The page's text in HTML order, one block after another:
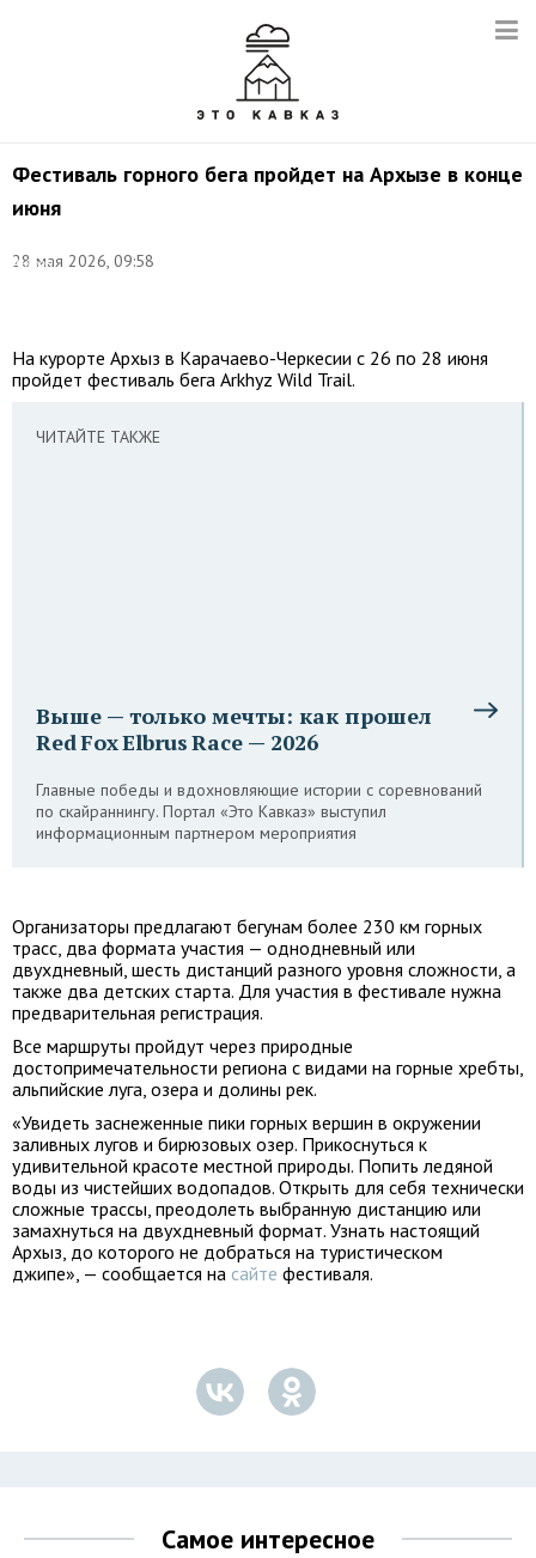
Фестиваль горного бега пройдет на Архызе в конце
июня
28 мая 2026, 09:58
Антон
На курорте Архыз в Карачаево-Черкесии с 26 по 28 июня
пройдет фестиваль бега Arkhyz Wild Trail.
ЧИТАЙТЕ ТАКЖЕ
Выше — только мечты: как прошел
Red Fox Elbrus Race — 2026
Главные победы и вдохновляющие истории с соревнований
по скайраннингу. Портал «Это Кавказ» выступил
информационным партнером мероприятия
Организаторы предлагают бегунам более 230 км горных
трасс, два формата участия — однодневный или
двухдневный, шесть дистанций разного уровня сложности, а
также два детских старта. Для участия в фестивале нужна
предварительная регистрация.
Все маршруты пройдут через природные
достопримечательности региона с видами на горные хребты,
альпийские луга, озера и долины рек.
«Увидеть заснеженные пики горных вершин в окружении
заливных лугов и бирюзовых озер. Прикоснуться к
удивительной красоте местной природы. Попить ледяной
воды из чистейших водопадов. Открыть для себя технически
сложные трассы, преодолеть выбранную дистанцию или
замахнуться на двухдневный формат. Узнать настоящий
Архыз, до которого не добраться на туристическом
джипе», — сообщается на сайте фестиваля.
Самое интересное